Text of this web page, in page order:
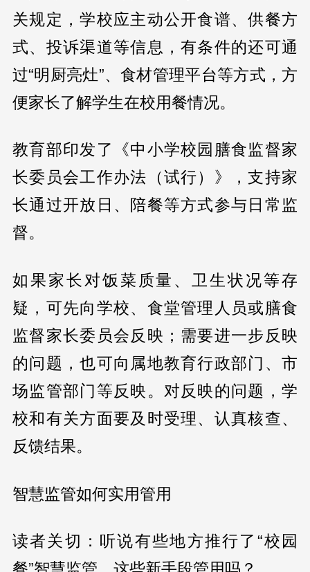
关规定，学校应主动公开食谱、供餐方
式、投诉渠道等信息，有条件的还可通
过“明厨亮灶”、食材管理平台等方式，方
便家长了解学生在校用餐情况。
教育部印发了《中小学校园膳食监督家
长委员会工作办法（试行）》，支持家
长通过开放日、陪餐等方式参与日常监
督。
如果家长对饭菜质量、卫生状况等存
疑，可先向学校、食堂管理人员或膳食
监督家长委员会反映；需要进一步反映
的问题，也可向属地教育行政部门、市
场监管部门等反映。对反映的问题，学
校和有关方面要及时受理、认真核查、
反馈结果。
智慧监管如何实用管用
读者关切：听说有些地方推行了“校园